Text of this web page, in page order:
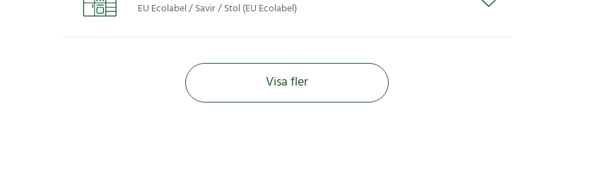
EU Ecolabel / Savir / Stol (EU Ecolabel)
Visa fler